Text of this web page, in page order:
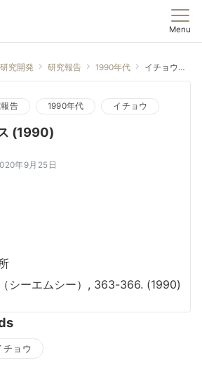
Menu
研究開発 研究報告 1990年代 イチョウ葉エキス (1990)
告 1990年代 イチョウ
(1990)
年9月25日
シーエムシー）, 363-366. (1990)
チョウ